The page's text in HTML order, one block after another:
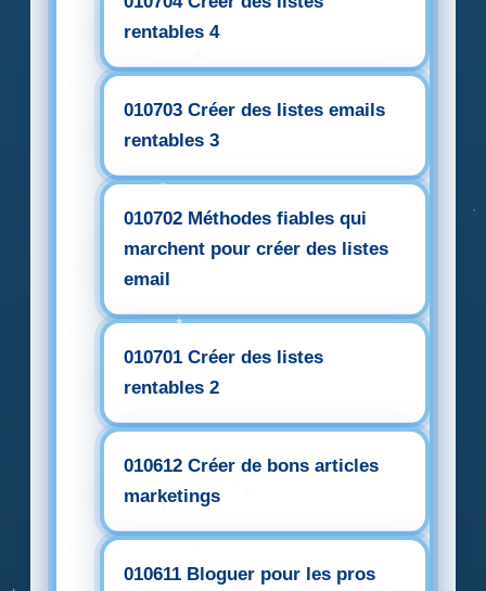
rentables 4
010703 Créer des listes emails
rentables 3
010702 Méthodes fiables qui
marchent pour créer des listes
email
010701 Créer des listes
rentables 2
010612 Créer de bons articles
marketings
010611 Bloguer pour les pros